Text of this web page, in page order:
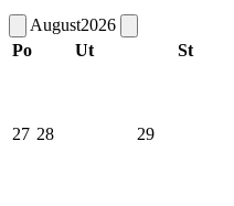
August2026
Po
Ut St
27 28 29